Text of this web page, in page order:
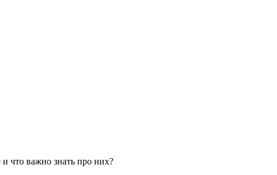
что важно знать про них?